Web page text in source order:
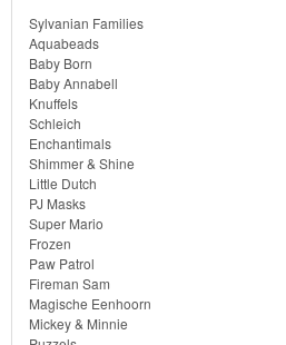
Goede
dinosaurus
Dora
-
Diego
Hello
Kitty
Blaze
Sylvanian Families
Aquabeads
Baby Born
Baby Annabell
Knuffels
Schleich
Enchantimals
Shimmer & Shine
Little Dutch
PJ Masks
Super Mario
Frozen
Paw Patrol
Fireman Sam
Magische Eenhoorn
Mickey & Minnie